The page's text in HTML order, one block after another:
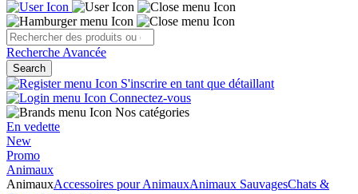
Recherche Avancée
Search
S'inscrire en tant que détaillant
Connectez-vous
Nos catégories
En vedette
New
Promo
Animaux
AnimauxAccessoires pour AnimauxAnimaux SauvagesChats &